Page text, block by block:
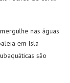
nas águas
em Isla
são